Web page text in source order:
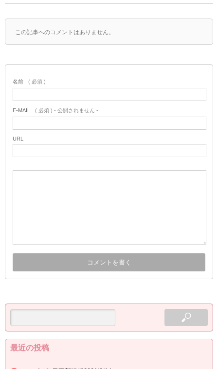
この記事へのコメントはありません。
名前 ( 必須 )
E-MAIL ( 必須 ) - 公開されません -
URL
最近の投稿